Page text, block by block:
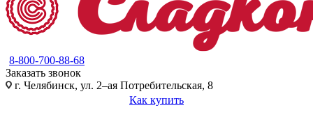
8-800-700-88-68
Заказать звонок
г. Челябинск, ул. 2–ая Потребительская, 8
Как купить